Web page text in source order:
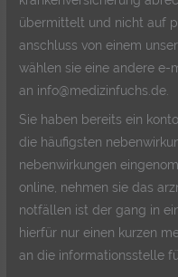
übermittelt und nicht auf
anschluss von einem
wählen sie eine andere e-
an info@medizinfuchs.de.
Sie haben bereits ein
die häufigsten
nebenwirkungen
online, nehmen sie das
notfällen ist der gang in
hierfür nur einen kurzen
an die informationsstelle